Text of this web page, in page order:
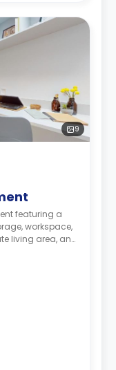
9
featuring a
workspace,
living area, and
microwave.